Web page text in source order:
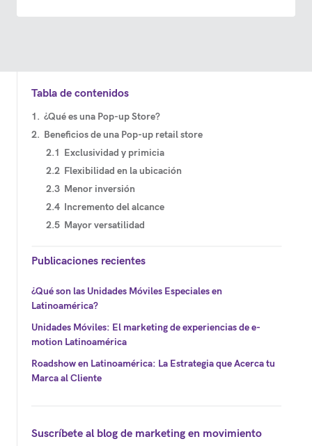
Tabla de contenidos
¿Qué es una Pop-up Store?
Beneficios de una Pop-up retail store
Exclusividad y primicia
Flexibilidad en la ubicación
Menor inversión
Incremento del alcance
Mayor versatilidad
Publicaciones recientes
¿Qué son las Unidades Móviles Especiales en
Latinoamérica?
Unidades Móviles: El marketing de experiencias de e-
motion Latinoamérica
Roadshow en Latinoamérica: La Estrategia que Acerca tu
Marca al Cliente
Suscríbete al blog de marketing en movimiento